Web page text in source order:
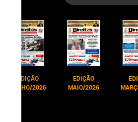
EDIÇÃO
JUNHO/2026
EDIÇÃO
MAIO/2026